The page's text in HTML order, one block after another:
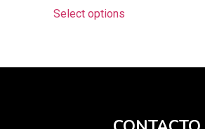
Select options